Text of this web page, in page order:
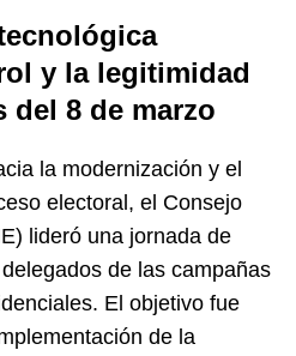
y la legitimidad
del 8 de marzo
la modernización y el
electoral, el Consejo
lideró una jornada de
de las campañas
El objetivo fue
de la